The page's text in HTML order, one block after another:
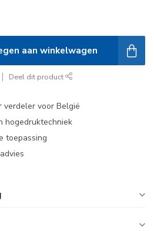
aan winkelwagen
Deel dit product
verdeler voor België
hogedruktechniek
toepassing